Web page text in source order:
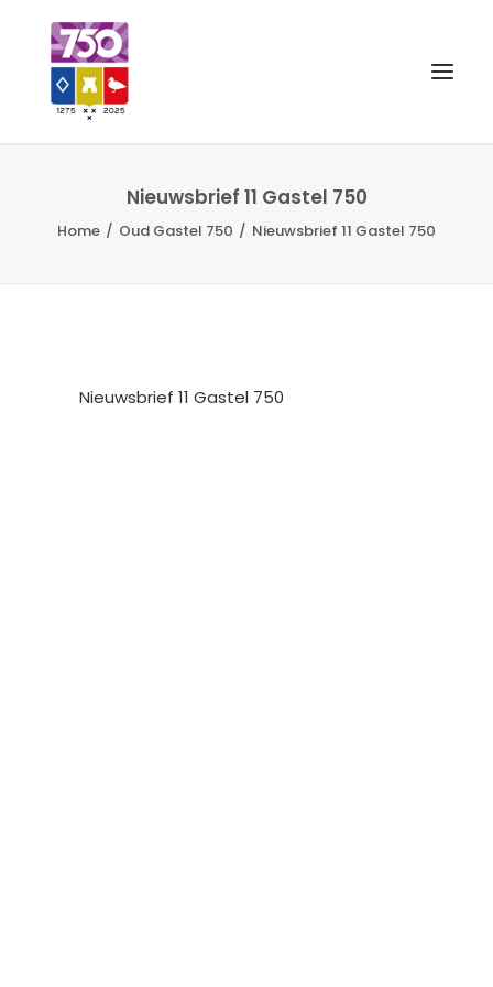
OUD GASTEL 750
EVENEMENTEN
VRIENDEN VAN
Nieuwsbrief 11 Gastel 750
Home Oud Gastel 750 Nieuwsbrief 11 Gastel 750
Nieuwsbrief 11 Gastel 750